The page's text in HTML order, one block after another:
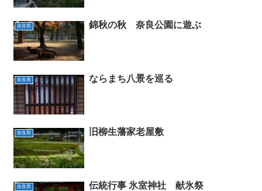
奈良県 錦秋の秋 奈良公園に遊ぶ
奈良県 ならまち八景を巡る
奈良県 旧柳生藩家老屋敷
奈良県 伝統行事 氷室神社 献氷祭